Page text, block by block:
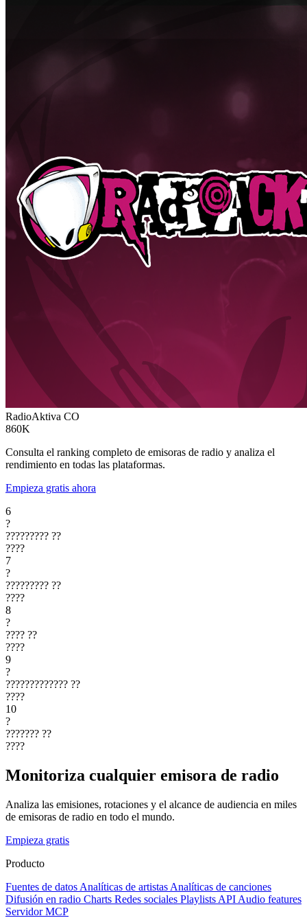
RadioAktiva CO
860K
Consulta el ranking completo de emisoras de radio y analiza el
rendimiento en todas las plataformas.
Empieza gratis ahora
6
?
????????? ??
????
7
?
????????? ??
????
8
?
???? ??
????
9
?
????????????? ??
????
10
?
??????? ??
????
Monitoriza cualquier emisora de radio
Analiza las emisiones, rotaciones y el alcance de audiencia en miles
de emisoras de radio en todo el mundo.
Empieza gratis
Producto
Fuentes de datos Analíticas de artistas Analíticas de canciones
Difusión en radio Charts Redes sociales Playlists API Audio features
Servidor MCP